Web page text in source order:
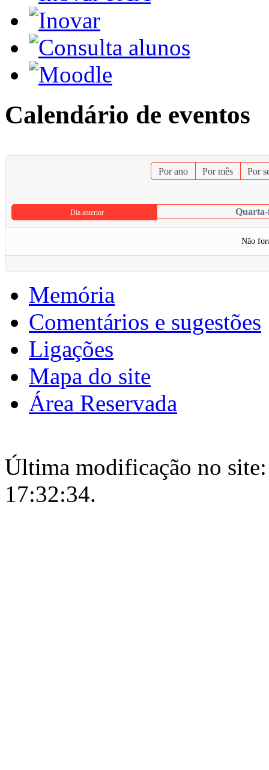
Calendário de eventos
Por ano Por mês Por
Dia anterior
Não
Memória
Comentários e sugestões
Ligações
Mapa do site
Área Reservada
Última modificação no
17:32:34.